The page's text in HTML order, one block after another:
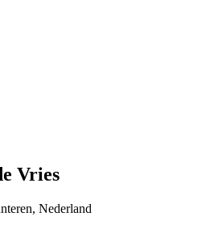
Vries
Nederland